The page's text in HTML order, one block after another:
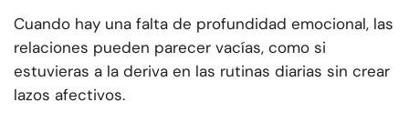
Cuando hay una falta de profundidad emocional, las
relaciones pueden parecer vacías, como si
estuvieras a la deriva en las rutinas diarias sin crear
lazos afectivos.